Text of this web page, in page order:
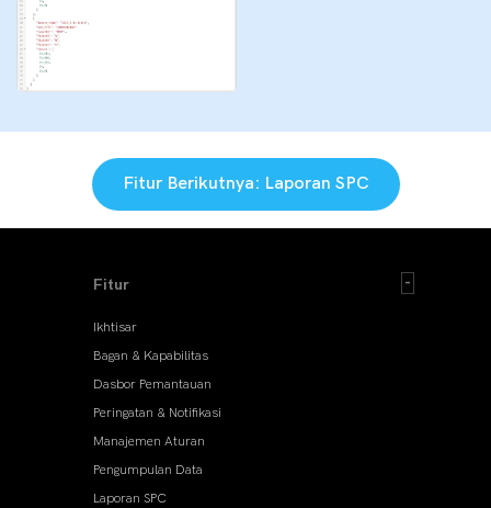
Fitur Berikutnya: Laporan SPC
Fitur
Ikhtisar
Bagan & Kapabilitas
Dasbor Pemantauan
Peringatan & Notifikasi
Manajemen Aturan
Pengumpulan Data
Laporan SPC